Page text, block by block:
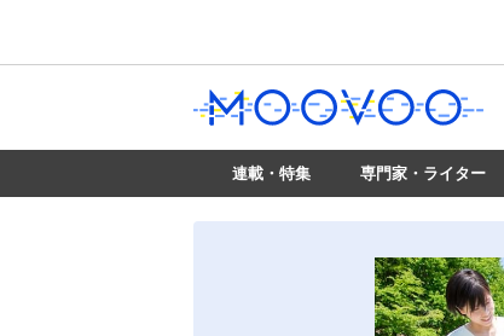
連載・特集 専門家・ライター